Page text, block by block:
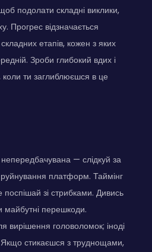
подолати складні виклики,
Прогрес відзначається
етапів, кожен з яких
Зроби глибокий вдих і
коли ти заглиблюєшся в це
— слідкуй за
платформ. Таймінг
поспішай зі стрибками. Дивись
перешкоди.
вирішення головоломок; іноді
стикаєшся з труднощами,